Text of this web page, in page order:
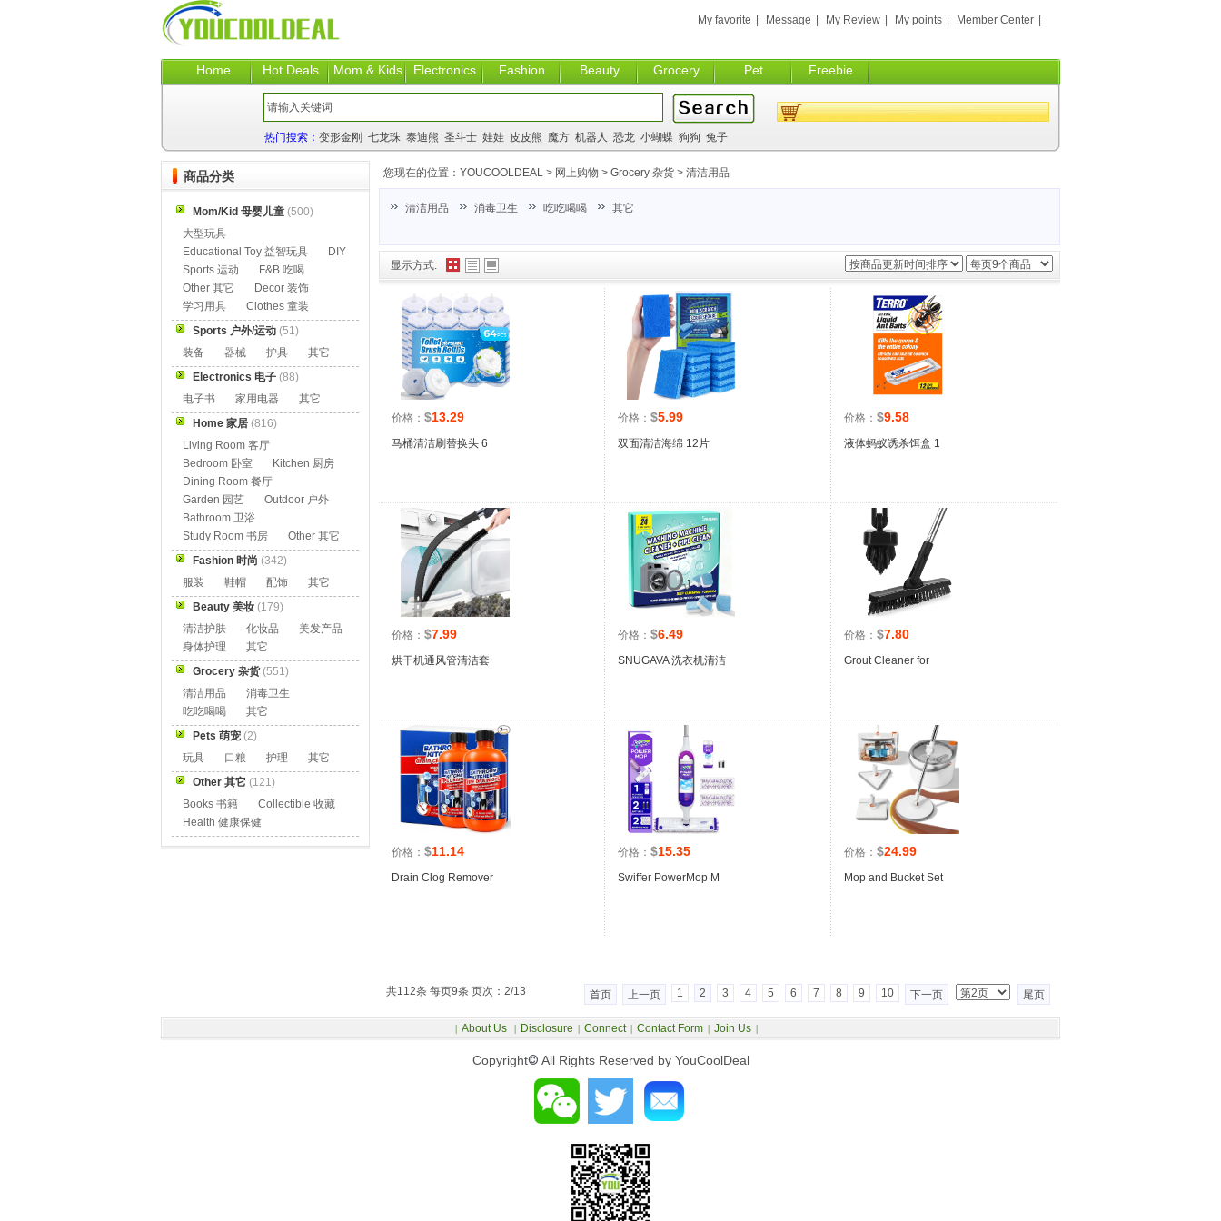
Home Hot Deals Mom & Kids Electronics Fashion Beauty Grocery Pet Freebie
My favorite Message My Review My points Member Center
热门搜索： 变形金刚 七龙珠 泰迪熊 圣斗士 娃娃 皮皮熊 魔方 机器人 恐龙 小蝴蝶 狗狗 兔子
显示方式:
价格： $13.29
马桶清洁刷替换头 6
价格： $5.99
双面清洁海绵 12片
价格： $9.58
液体蚂蚁诱杀饵盒 1
价格： $7.99
烘干机通风管清洁套
价格： $6.49
SNUGAVA 洗衣机清洁
价格： $7.80
Grout Cleaner for
价格： $11.14
Drain Clog Remover
价格： $15.35
Swiffer PowerMop M
价格： $24.99
Mop and Bucket Set
共112条 每页9条 页次：2/13 首页 上一页 1 2 3 4 5 6 7 8 9 10 下一页 尾页
您现在的位置： YOUCOOLDEAL > 网上购物 > Grocery 杂货 > 清洁用品
清洁用品 消毒卫生 吃吃喝喝 其它
商品分类
Mom/Kid 母婴儿童 (500)
大型玩具
Educational Toy 益智玩具
DIY
Sports 运动
F&B 吃喝
Other 其它
Decor 装饰
学习用具
Clothes 童装
Sports 户外/运动 (51)
装备
器械 护具
其它
Electronics 电子 (88)
电子书
家用电器
其它
Home 家居 (816)
Living Room 客厅
Bedroom 卧室
Kitchen 厨房
Dining Room 餐厅
Garden 园艺
Outdoor 户外
Bathroom 卫浴
Study Room 书房
Other 其它
Fashion 时尚 (342)
服装
鞋帽 配饰
其它
Beauty 美妆 (179)
清洁护肤
化妆品
美发产品
身体护理
其它
Grocery 杂货(551)
清洁用品
消毒卫生
吃吃喝喝
其它
Pets 萌宠 (2)
玩具
口粮 护理
其它
Other 其它 (121)
Books 书籍
Collectible 收藏
Health 健康保健
Copyright© All Rights Reserved by YouCoolDeal
| About Us | Disclosure | Connect | Contact Form | Join Us |